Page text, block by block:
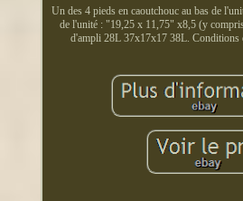
Un des 4 pieds en caoutchouc au bas de
de l'unité : "19,25 x 11,75" x8,5 (y
d'ampli 28L 37x17x17 38L. Conditions